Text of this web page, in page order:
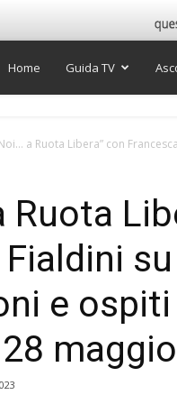
Super
Home Guida TV
a Ruota Libera” con
Ruota
e